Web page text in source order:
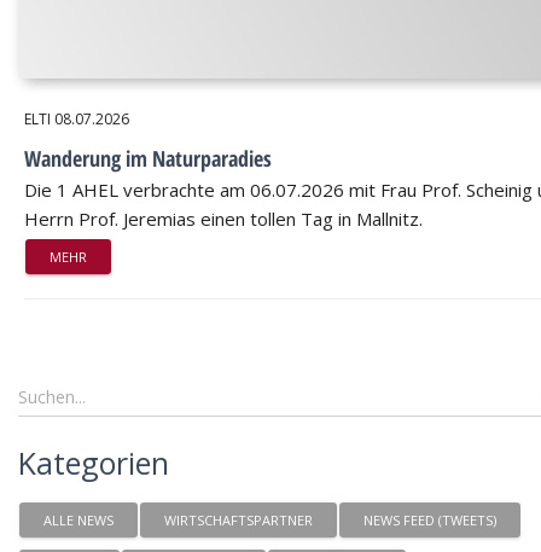
ELTI 08.07.2026
Wanderung im Naturparadies
Die 1 AHEL verbrachte am 06.07.2026 mit Frau Prof. Scheinig
Herrn Prof. Jeremias einen tollen Tag in Mallnitz.
MEHR
Kategorien
ALLE NEWS WIRTSCHAFTSPARTNER NEWS FEED (TWEETS)